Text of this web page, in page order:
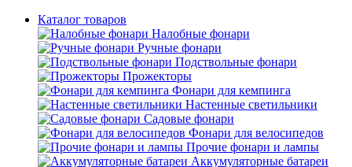
Каталог товаров
Налобные фонари
Ручные фонари
Подствольные фонари
Прожекторы
Фонари для кемпинга
Настенные светильники
Садовые фонари
Фонари для велосипедов
Прочие фонари и лампы
Аккумуляторные батареи